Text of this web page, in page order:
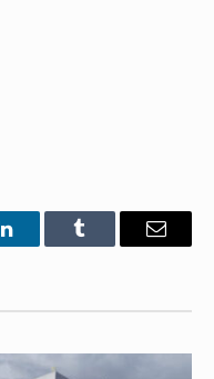
LinkedInTumblr Email